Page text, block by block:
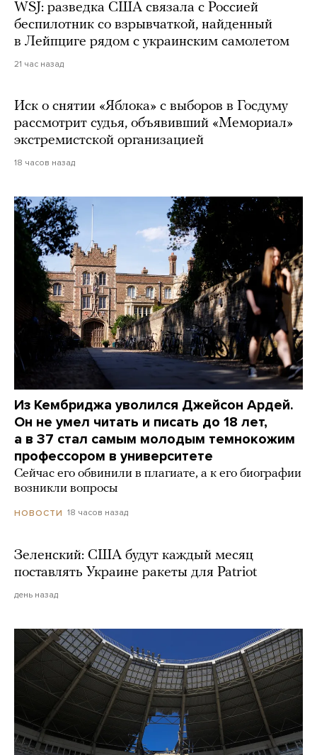
WSJ: разведка США связала с Россией
беспилотник со взрывчаткой, найденный
в Лейпциге рядом с украинским самолетом
21 час назад
Иск о снятии «Яблока» с выборов в Госдуму
рассмотрит судья, объявивший «Мемориал»
экстремистской организацией
18 часов назад
Из Кембриджа уволился Джейсон Ардей.
Он не умел читать и писать до 18 лет,
а в 37 стал самым молодым темнокожим
профессором в университете
Сейчас его обвинили в плагиате, а к его биографии
возникли вопросы
НОВОСТИ 18 часов назад
Зеленский: США будут каждый месяц
поставлять Украине ракеты для Patriot
день назад